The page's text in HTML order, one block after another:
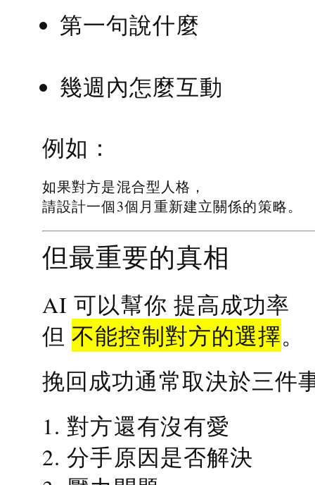
第一句說什麼
幾週內怎麼互動
例如：
如果對方是混合型人格，
請設計一個3個月重新建立關係的策略。
但最重要的真相
AI 可以幫你 提高成功率
但不能控制對方的選擇。
挽回成功通常取決於三件
1. 對方還有沒有愛
2. 分手原因是否解決